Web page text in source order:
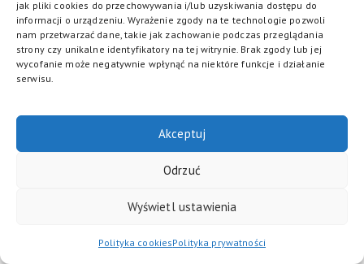
jak pliki cookies do przechowywania i/lub uzyskiwania dostępu do
informacji o urządzeniu. Wyrażenie zgody na te technologie pozwoli
nam przetwarzać dane, takie jak zachowanie podczas przeglądania
strony czy unikalne identyfikatory na tej witrynie. Brak zgody lub jej
wycofanie może negatywnie wpłynąć na niektóre funkcje i działanie
serwisu.
Akceptuj
Odrzuć
Wyświetl ustawienia
Polityka cookiesPolityka prywatności
media@torsluzewiec.pl
DOŁĄCZ DO NAS
/Regulamin / Polityka prywatności